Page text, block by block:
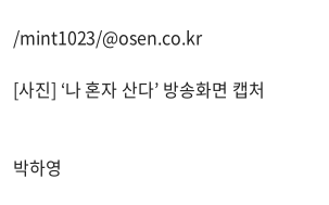
/mint1023/@osen.co.kr
[사진] ‘나 혼자 산다’ 방송화면 캡처
박하영